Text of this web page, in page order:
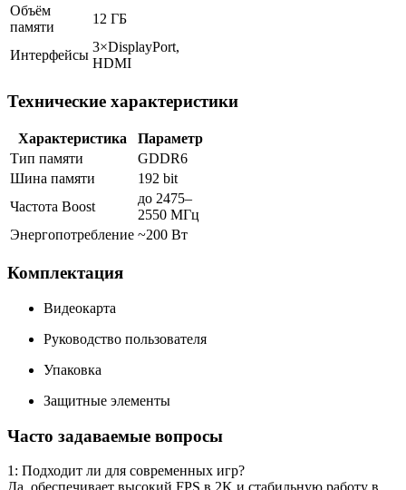
Объём
памяти
12 ГБ
Интерфейсы
3×DisplayPort,
HDMI
Технические характеристики
Характеристика
Параметр
Тип памяти
GDDR6
Шина памяти
192 bit
Частота Boost
до 2475–
2550 МГц
Энергопотребление ~200 Вт
Комплектация
Видеокарта
Руководство пользователя
Упаковка
Защитные элементы
Часто задаваемые вопросы
1: Подходит ли для современных игр?